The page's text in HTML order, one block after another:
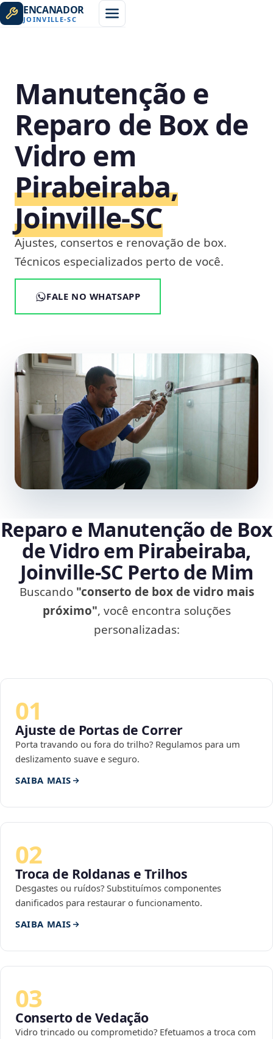
ENCANADOR
JOINVILLE-SC
Manutenção e
Reparo de Box de
Vidro em
Pirabeiraba,
Joinville‑SC
Ajustes, consertos e renovação de box.
Técnicos especializados perto de você.
FALE NO WHATSAPP
Reparo e Manutenção de Box
de Vidro em Pirabeiraba,
Joinville‑SC Perto de Mim
Buscando "conserto de box de vidro mais
próximo", você encontra soluções
personalizadas:
01
Ajuste de Portas de Correr
Porta travando ou fora do trilho? Regulamos para um
deslizamento suave e seguro.
SAIBA MAIS
02
Troca de Roldanas e Trilhos
Desgastes ou ruídos? Substituímos componentes
danificados para restaurar o funcionamento.
SAIBA MAIS
03
Conserto de Vedação
Vidro trincado ou comprometido? Efetuamos a troca com